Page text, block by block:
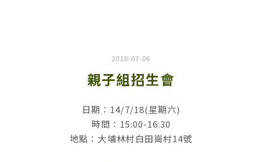
2018-07-06
親子組招生會
日期：14/7/18(星期六)
時間：15:00-16:30
地點：大埔林村白田崗村14號